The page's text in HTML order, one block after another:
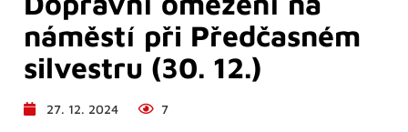
náměstí při Předčasném
silvestru (30. 12.)
27. 12. 2024 7